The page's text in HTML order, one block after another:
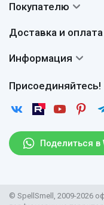
Поделиться в
Присоединяйтесь!
Авторы
Сертификаты
Покупателю
Вопросы и ответы
Отзывы
Рассылка
Доставка и оплата
Доставка
Возврат
Информация
Пользовательское
Защита
Правила продажи
Поставщикам
© SpellSmell, 2009-2026